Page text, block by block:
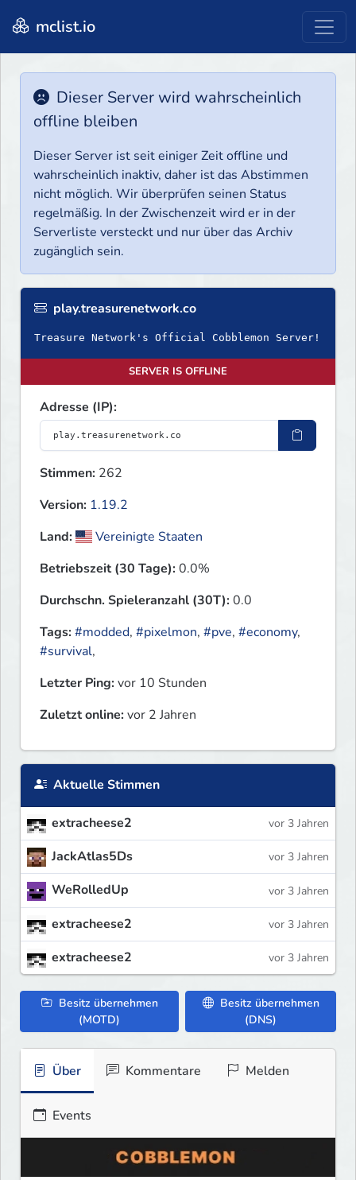
mclist.io
Dieser Server wird wahrscheinlich
offline bleiben
Dieser Server ist seit einiger Zeit offline und
wahrscheinlich inaktiv, daher ist das Abstimmen
nicht möglich. Wir überprüfen seinen Status
regelmäßig. In der Zwischenzeit wird er in der
Serverliste versteckt und nur über das Archiv
zugänglich sein.
play.treasurenetwork.co
Treasure Network's Official Cobblemon Server!
SERVER IS OFFLINE
Adresse (IP):
Stimmen: 262
Version: 1.19.2
Land:
Vereinigte Staaten
Betriebszeit (30 Tage):0.0%
Durchschn. Spieleranzahl (30T):0.0
Tags:#modded, #pixelmon, #pve, #economy,
#survival,
Letzter Ping:vor 10 Stunden
Zuletzt online:vor 2 Jahren
Aktuelle Stimmen
extracheese2 vor 3 Jahren
JackAtlas5Ds vor 3 Jahren
WeRolledUp vor 3 Jahren
extracheese2 vor 3 Jahren
extracheese2 vor 3 Jahren
Besitz übernehmen
(MOTD)
Besitz übernehmen
(DNS)
Über Kommentare Melden
Events